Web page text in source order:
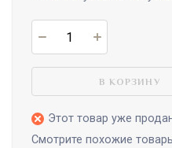
В КОРЗИНУ
Этот товар уже
Смотрите похожие